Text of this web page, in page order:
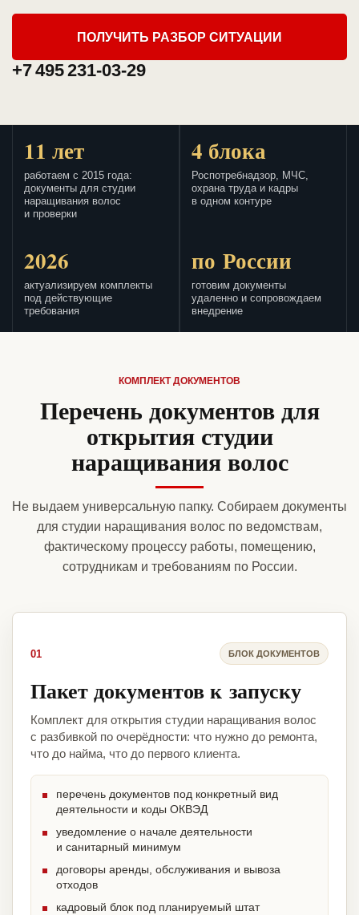
ПОЛУЧИТЬ РАЗБОР СИТУАЦИИ
+7 495 231-03-29
11 лет
работаем с 2015 года:
документы для студии
наращивания волос
и проверки
4 блока
Роспотребнадзор, МЧС,
охрана труда и кадры
в одном контуре
2026
актуализируем комплекты
под действующие
требования
по России
готовим документы
удаленно и сопровождаем
внедрение
КОМПЛЕКТ ДОКУМЕНТОВ
Перечень документов для
открытия студии
наращивания волос
Не выдаем универсальную папку. Собираем документы
для студии наращивания волос по ведомствам,
фактическому процессу работы, помещению,
сотрудникам и требованиям по России.
01 БЛОК ДОКУМЕНТОВ
Пакет документов к запуску
Комплект для открытия студии наращивания волос
с разбивкой по очерёдности: что нужно до ремонта,
что до найма, что до первого клиента.
перечень документов под конкретный вид
деятельности и коды ОКВЭД
уведомление о начале деятельности
и санитарный минимум
договоры аренды, обслуживания и вывоза
отходов
кадровый блок под планируемый штат